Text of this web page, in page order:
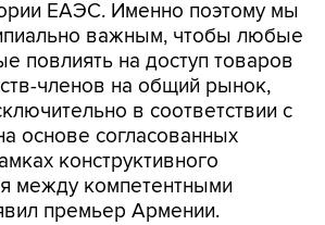
ЕАЭС. Именно поэтому мы
важным, чтобы любые
повлиять на доступ товаров
членов на общий рынок,
в соответствии с
основе согласованных
конструктивного
между компетентными
премьер Армении.